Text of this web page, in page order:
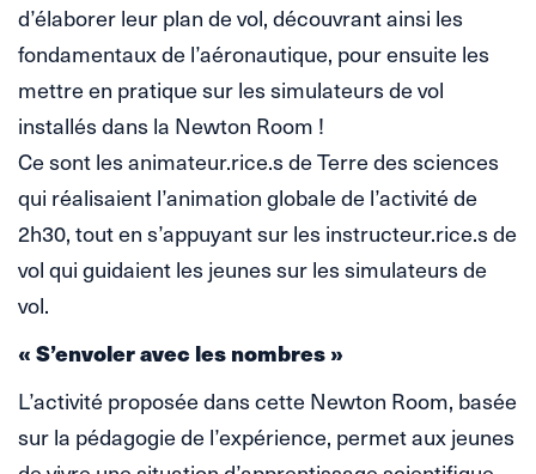
d’élaborer leur plan de vol, découvrant ainsi les
fondamentaux de l’aéronautique, pour ensuite les
mettre en pratique sur les simulateurs de vol
installés dans la Newton Room !
Ce sont les animateur.rice.s de Terre des sciences
qui réalisaient l’animation globale de l’activité de
2h30, tout en s’appuyant sur les instructeur.rice.s de
vol qui guidaient les jeunes sur les simulateurs de
vol.
« S’envoler avec les nombres »
L’activité proposée dans cette Newton Room, basée
sur la pédagogie de l’expérience, permet aux jeunes